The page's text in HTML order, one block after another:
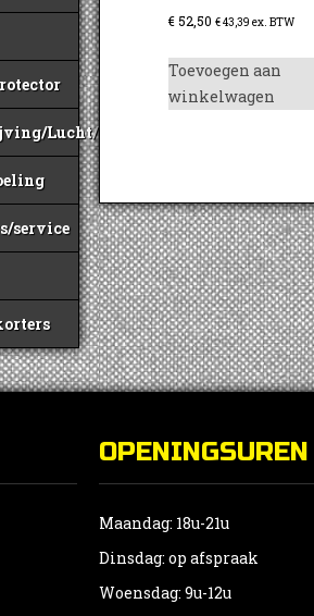
Lucht/Benzine
service
€ 52,50 €43,39 ex. BTW
Toevoegen aan
winkelwagen
OPENINGSUREN
Maandag: 18u-21u
Dinsdag: op afspraak
Woensdag: 9u-12u